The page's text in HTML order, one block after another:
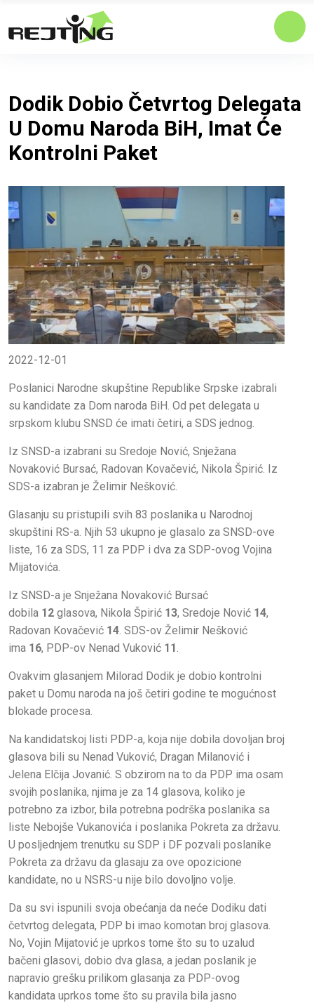
Dodik Dobio Četvrtog Delegata
U Domu Naroda BiH, Imat Će
Kontrolni Paket
2022-12-01
Poslanici Narodne skupštine Republike Srpske izabrali
su kandidate za Dom naroda BiH. Od pet delegata u
srpskom klubu SNSD će imati četiri, a SDS jednog.
Iz SNSD-a izabrani su Sredoje Nović, Snježana
Novaković Bursać, Radovan Kovačević, Nikola Špirić. Iz
SDS-a izabran je Želimir Nešković.
Glasanju su pristupili svih 83 poslanika u Narodnoj
skupštini RS-a. Njih 53 ukupno je glasalo za SNSD-ove
liste, 16 za SDS, 11 za PDP i dva za SDP-ovog Vojina
Mijatovića.
Iz SNSD-a je Snježana Novaković Bursać
dobila 12 glasova, Nikola Špirić 13, Sredoje Nović 14,
Radovan Kovačević 14 . SDS-ov Želimir Nešković
ima 16, PDP-ov Nenad Vuković 11
Ovakvim glasanjem Milorad Dodik je dobio kontrolni
paket u Domu naroda na još četiri godine te mogućnost
blokade procesa.
Na kandidatskoj listi PDP-a, koja nije dobila dovoljan broj
glasova bili su Nenad Vuković, Dragan Milanović i
Jelena Elčija Jovanić. S obzirom na to da PDP ima osam
svojih poslanika, njima je za 14 glasova, koliko je
potrebno za izbor, bila potrebna podrška poslanika sa
liste Nebojše Vukanovića i poslanika Pokreta za državu.
U posljednjem trenutku su SDP i DF pozvali poslanike
Pokreta za državu da glasaju za ove opozicione
kandidate, no u NSRS-u nije bilo dovoljno volje.
Da su svi ispunili svoja obećanja da neće Dodiku dati
četvrtog delegata, PDP bi imao komotan broj glasova.
No, Vojin Mijatović je uprkos tome što su to uzalud
bačeni glasovi, dobio dva glasa, a jedan poslanik je
napravio grešku prilikom glasanja za PDP-ovog
kandidata uprkos tome što su pravila bila jasno